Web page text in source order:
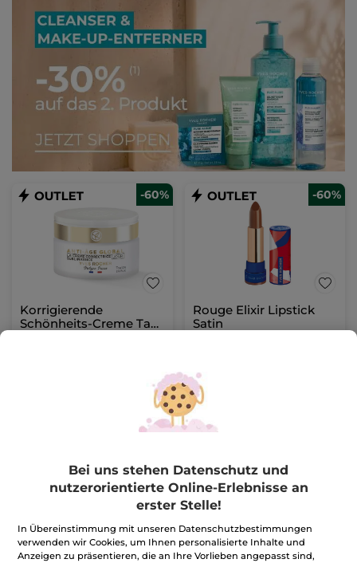
-60%
Korrigierende
Schönheits-Creme Tag
-60%
Rouge Elixir Lipstick
Satin
269,19€ / 100g
9,96€
-60%
Bei uns stehen Datenschutz und
nutzerorientierte Online-Erlebnisse an
erster Stelle!
In Übereinstimmung mit unseren Datenschutzbestimmungen
verwenden wir Cookies, um Ihnen personalisierte Inhalte und
Anzeigen zu präsentieren, die an Ihre Vorlieben angepasst sind,